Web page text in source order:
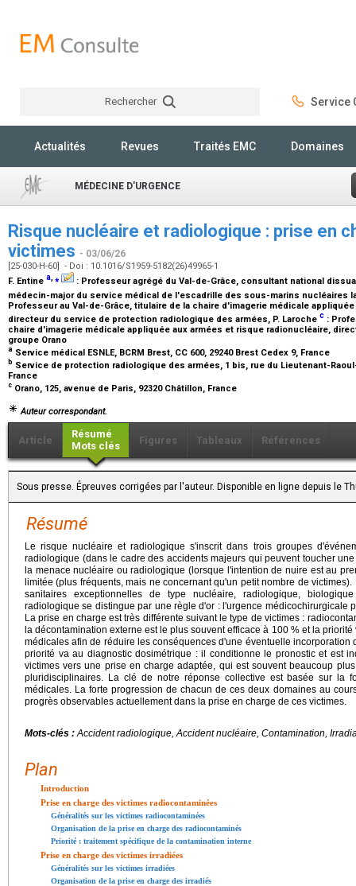
Rechercher Service
Actualités Revues Traités EMC Domaines
MÉDECINE D'URGENCE
Risque nucléaire et radiologique : prise en
victimes - 03/06/26
[25-030-H-60] - Doi : 10.1016/S1959-5182(26)49965-1
F. Entine a,⁎ : Professeur agrégé du Val-de-Grâce, consultant national
médecin-major du service médical de l'escadrille des sous-marins nucléaires
Professeur au Val-de-Grâce, titulaire de la chaire d'imagerie médicale
directeur du service de protection radiologique des armées, P. Laroche c :
chaire d'imagerie médicale appliquée aux armées et risque radionucléaire,
groupe Orano
a Service médical ESNLE, BCRM Brest, CC 600, 29240 Brest Cedex 9, France
b Service de protection radiologique des armées, 1 bis, rue du Lieutenant-Raoul-
France
c Orano, 125, avenue de Paris, 92320 Châtillon, France
Auteur correspondant.
Article
Résumé
Mots clés
Figures Tableaux Références
Sous presse. Épreuves corrigées par l'auteur. Disponible en ligne depuis le
Résumé
Le risque nucléaire et radiologique s'inscrit dans trois groupes
radiologique (dans le cadre des accidents majeurs qui peuvent toucher
la menace nucléaire ou radiologique (lorsque l'intention de nuire est au
limitée (plus fréquents, mais ne concernant qu'un petit nombre de
sanitaires exceptionnelles de type nucléaire, radiologique,
radiologique se distingue par une règle d'or : l'urgence médicochirurgicale
La prise en charge est très différente suivant le type de victimes :
la décontamination externe est le plus souvent efficace à 100 % et la
médicales afin de réduire les conséquences d'une éventuelle incorporation
priorité va au diagnostic dosimétrique : il conditionne le pronostic et est
victimes vers une prise en charge adaptée, qui est souvent beaucoup
pluridisciplinaires. La clé de notre réponse collective est basée sur la
médicales. La forte progression de chacun de ces deux domaines au
progrès observables actuellement dans la prise en charge de ces victimes.
Mots-clés :Accident radiologique, Accident nucléaire, Contamination,
Plan
Introduction
Prise en charge des victimes radiocontaminées
Généralités sur les victimes radiocontaminées
Organisation de la prise en charge des radiocontaminés
Priorité : traitement spécifique de la contamination interne
Prise en charge des victimes irradiées
Généralités sur les victimes irradiées
Organisation de la prise en charge des irradiés